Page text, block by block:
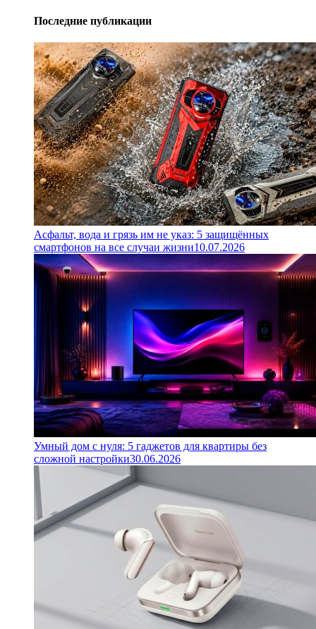
Последние публикации
Асфальт, вода и грязь им не указ: 5 защищённых
смартфонов на все случаи жизни10.07.2026
Умный дом с нуля: 5 гаджетов для квартиры без
сложной настройки30.06.2026